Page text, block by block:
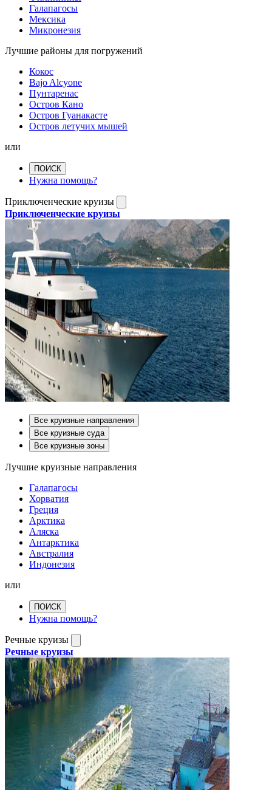
Галапагосы
Мексика
Микронезия
Лучшие районы для погружений
Кокос
Bajo Alcyone
Пунтаренас
Остров Кано
Остров Гуанакасте
Остров летучих мышей
или
ПОИСК
Нужна помощь?
Приключенческие круизы
Приключенческие круизы
Все круизные направления
Все круизные суда
Все круизные зоны
Лучшие круизные направления
Галапагосы
Хорватия
Греция
Арктика
Аляска
Антарктика
Австралия
Индонезия
или
ПОИСК
Нужна помощь?
Речные круизы
Речные круизы